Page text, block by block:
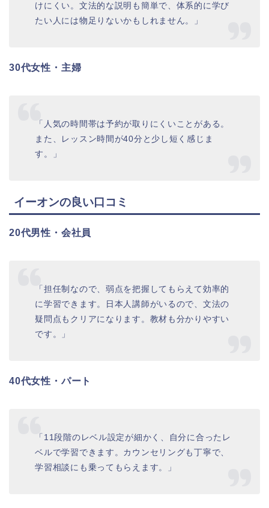
けにくい。文法的な説明も簡単で、体系的に学び
たい人には物足りないかもしれません。」
30代女性・主婦
「人気の時間帯は予約が取りにくいことがある。
また、レッスン時間が40分と少し短く感じま
す。」
イーオンの良い口コミ
20代男性・会社員
「担任制なので、弱点を把握してもらえて効率的
に学習できます。日本人講師がいるので、文法の
疑問点もクリアになります。教材も分かりやすい
です。」
40代女性・パート
「11段階のレベル設定が細かく、自分に合ったレ
ベルで学習できます。カウンセリングも丁寧で、
学習相談にも乗ってもらえます。」